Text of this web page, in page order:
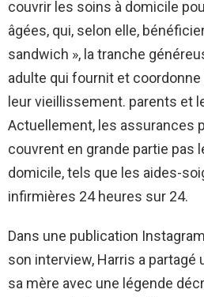
couvrir les soins à domicile
âgées, qui, selon elle,
sandwich », la tranche
adulte qui fournit et
leur vieillissement. parents et
Actuellement, les assurances
couvrent en grande partie pas
domicile, tels que les aides-
infirmières 24 heures sur 24.
Dans une publication
son interview, Harris a partagé
sa mère avec une légende